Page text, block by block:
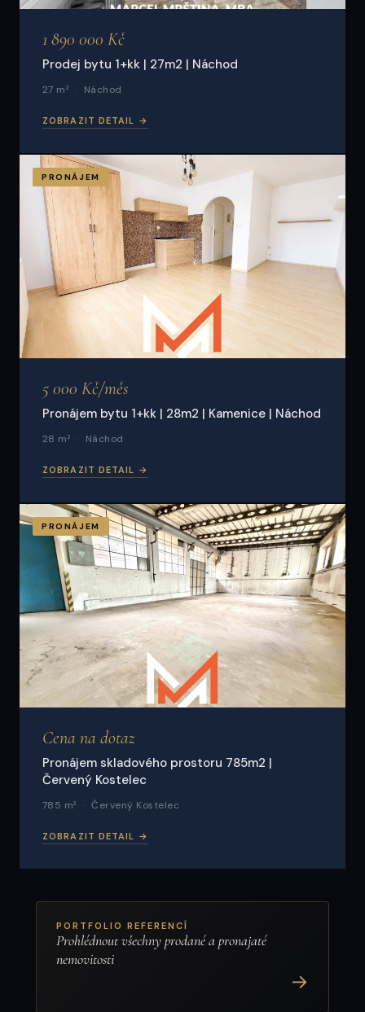
1 890 000 Kč
Prodej bytu 1+kk | 27m2 | Náchod
27 m² Náchod
ZOBRAZIT DETAIL →
PRONÁJEM
5 000 Kč/měs
Pronájem bytu 1+kk | 28m2 | Kamenice | Náchod
28 m² Náchod
ZOBRAZIT DETAIL →
PRONÁJEM
Cena na dotaz
Pronájem skladového prostoru 785m2 |
Červený Kostelec
785 m² Červený Kostelec
ZOBRAZIT DETAIL →
PORTFOLIO REFERENCÍ
Prohlédnout všechny prodané a pronajaté
nemovitosti
→